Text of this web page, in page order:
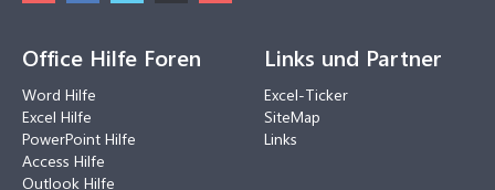
Office Hilfe Foren
Word Hilfe
Excel Hilfe
PowerPoint Hilfe
Access Hilfe
Outlook Hilfe
Links und Partner
Excel-Ticker
SiteMap
Links